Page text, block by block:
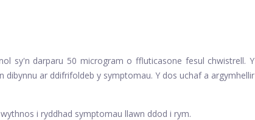
sy'n darparu 50 microgram o ffluticasone fesul chwistrell. Y
ar ddifrifoldeb y symptomau. Y dos uchaf a argymhellir
i ryddhad symptomau llawn ddod i rym.